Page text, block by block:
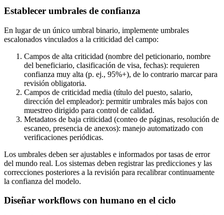
Establecer umbrales de confianza
En lugar de un único umbral binario, implemente umbrales
escalonados vinculados a la criticidad del campo:
Campos de alta criticidad (nombre del peticionario, nombre
del beneficiario, clasificación de visa, fechas): requieren
confianza muy alta (p. ej., 95%+), de lo contrario marcar para
revisión obligatoria.
Campos de criticidad media (título del puesto, salario,
dirección del empleador): permitir umbrales más bajos con
muestreo dirigido para control de calidad.
Metadatos de baja criticidad (conteo de páginas, resolución de
escaneo, presencia de anexos): manejo automatizado con
verificaciones periódicas.
Los umbrales deben ser ajustables e informados por tasas de error
del mundo real. Los sistemas deben registrar las predicciones y las
correcciones posteriores a la revisión para recalibrar continuamente
la confianza del modelo.
Diseñar workflows con humano en el ciclo